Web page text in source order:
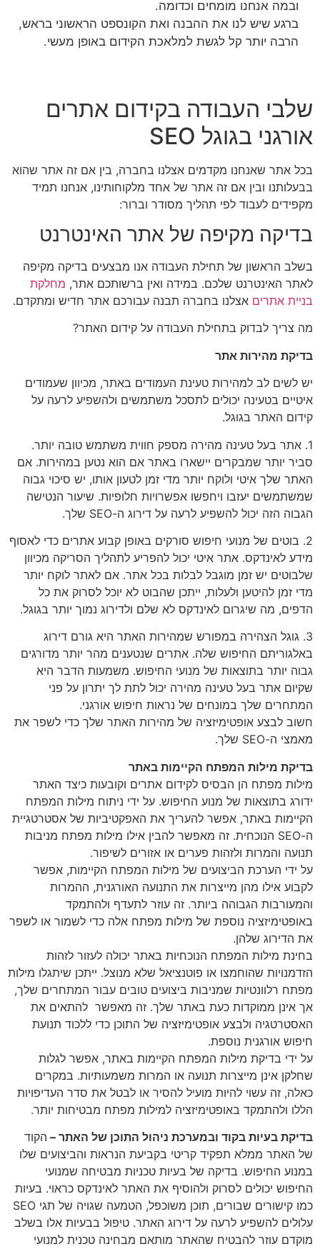
ובמה אנחנו מומחים וכדומה.
ברגע שיש לנו את ההבנה ואת הקונספט הראשוני בראש,
הרבה יותר קל לגשת למלאכת הקידום באופן מעשי.
שלבי העבודה בקידום אתרים
אורגני בגוגל SEO
בכל אתר שאנחנו מקדמים אצלנו בחברה, בין אם זה אתר שהוא
בבעלותנו ובין אם זה אתר של אחד מלקוחותינו, אנחנו תמיד
מקפידים לעבוד לפי תהליך מסודר וברור:
בדיקה מקיפה של אתר האינטרנט
בשלב הראשון של תחילת העבודה אנו מבצעים בדיקה מקיפה
לאתר האינטרנט שלכם. במידה ואין ברשותכם אתר, מחלקת
בניית אתרים אצלנו בחברה תבנה עבורכם אתר חדיש ומתקדם.
מה צריך לבדוק בתחילת העבודה על קידום האתר?
בדיקת מהירות אתר
יש לשים לב למהירות טעינת העמודים באתר, מכיוון שעמודים
איטיים בטעינה יכולים לתסכל משתמשים ולהשפיע לרעה על
קידום האתר בגוגל.
1. אתר בעל טעינה מהירה מספק חווית משתמש טובה יותר.
סביר יותר שמבקרים יישארו באתר אם הוא נטען במהירות. אם
האתר שלך איטי ולוקח יותר מדי זמן לטעון אותו, יש סיכוי גבוה
שמשתמשים יעזבו ויחפשו אפשרויות חלופיות. שיעור הנטישה
הגבוה הזה יכול להשפיע לרעה על דירוג ה-SEO שלך.
2. בוטים של מנועי חיפוש סורקים באופן קבוע אתרים כדי לאסוף
מידע לאינדקס. אתר איטי יכול להפריע לתהליך הסריקה מכיוון
שלבוטים יש זמן מוגבל לבלות בכל אתר. אם לאתר לוקח יותר
מדי זמן להיטען ולעלות, ייתכן שהבוט לא יוכל לסרוק את כל
הדפים, מה שיגרום לאינדקס לא שלם ולדירוג נמוך יותר בגוגל.
3. גוגל הצהירה במפורש שמהירות האתר היא גורם דירוג
באלגוריתם החיפוש שלה. אתרים שנטענים מהר יותר מדורגים
גבוה יותר בתוצאות של מנועי החיפוש. משמעות הדבר היא
שקיום אתר בעל טעינה מהירה יכול לתת לך יתרון על פני
המתחרים שלך במונחים של נראות חיפוש אורגני.
חשוב לבצע אופטימיזציה של מהירות האתר שלך כדי לשפר את
מאמצי ה-SEO שלך.
בדיקת מילות המפתח הקיימות באתר
מילות מפתח הן הבסיס לקידום אתרים וקובעות כיצד האתר
ידורג בתוצאות של מנוע החיפוש. על ידי ניתוח מילות המפתח
הקיימות באתר, אפשר להעריך את האפקטיביות של אסטרטגיית
ה-SEO הנוכחית. זה מאפשר להבין אילו מילות מפתח מניבות
תנועה והמרות ולזהות פערים או אזורים לשיפור.
על ידי הערכת הביצועים של מילות המפתח הקיימות, אפשר
לקבוע אילו מהן מייצרות את התנועה האורגנית, ההמרות
והמעורבות הגבוהה ביותר. זה עוזר לתעדף ולהתמקד
באופטימיזציה נוספת של מילות מפתח אלה כדי לשמור או לשפר
את הדירוג שלהן.
בחינת מילות המפתח הנוכחיות באתר יכולה לעזור לזהות
הזדמנויות שהוחמצו או פוטנציאל שלא מנוצל. ייתכן שיתגלו מילות
מפתח רלוונטיות שמניבות ביצועים טובים עבור המתחרים שלך,
אך אינן ממוקדות כעת באתר שלך. זה מאפשר להתאים את
האסטרטגיה ולבצע אופטימיזציה של התוכן כדי ללכוד תנועת
חיפוש אורגנית נוספת.
על ידי בדיקת מילות המפתח הקיימות באתר, אפשר לגלות
שחלקן אינן מייצרות תנועה או המרות משמעותיות. במקרים
כאלה, זה עשוי להיות מועיל להסיר או לבטל את סדר העדיפויות
הללו ולהתמקד באופטימיזציה למילות מפתח מבטיחות יותר.
בדיקת בעיות בקוד ובמערכת ניהול התוכן של האתר – הקוד
של האתר ממלא תפקיד קריטי בקביעת הנראות והביצועים שלו
במנוע החיפוש. בדיקה של בעיות טכניות מבטיחה שמנועי
החיפוש יכולים לסרוק ולהוסיף את האתר לאינדקס כראוי. בעיות
כמו קישורים שבורים, תוכן משוכפל, הטמעה שגויה של תגי SEO
עלולים להשפיע לרעה על דירוג האתר. טיפול בבעיות אלו בשלב
מוקדם עוזר להבטיח שהאתר מותאם מבחינה טכנית למנועי